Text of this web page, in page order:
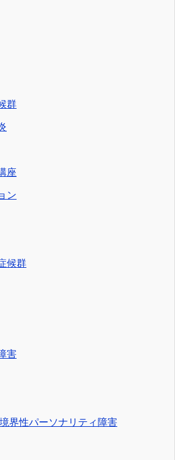
群
座
ン
候群
害
界性パーソナリティ障害